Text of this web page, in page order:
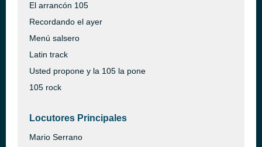
El arrancón 105
Recordando el ayer
Menú salsero
Latin track
Usted propone y la 105 la pone
105 rock
Locutores Principales
Mario Serrano